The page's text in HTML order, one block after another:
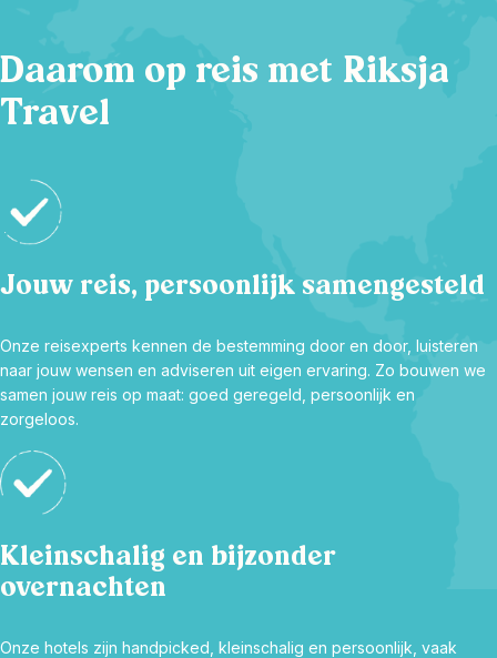
Daarom op reis met Riksja
Travel
Jouw reis, persoonlijk samengesteld
Onze reisexperts kennen de bestemming door en door, luisteren
naar jouw wensen en adviseren uit eigen ervaring. Zo bouwen we
samen jouw reis op maat: goed geregeld, persoonlijk en
zorgeloos.
Kleinschalig en bijzonder
overnachten
Onze hotels zijn handpicked, kleinschalig en persoonlijk, vaak